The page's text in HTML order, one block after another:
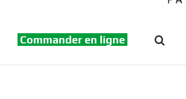
Commander en ligne